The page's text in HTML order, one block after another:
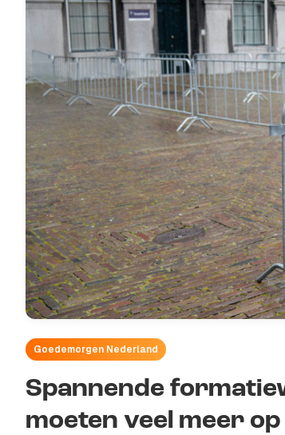
Goedemorgen Nederland
Spannende
moeten veel meer